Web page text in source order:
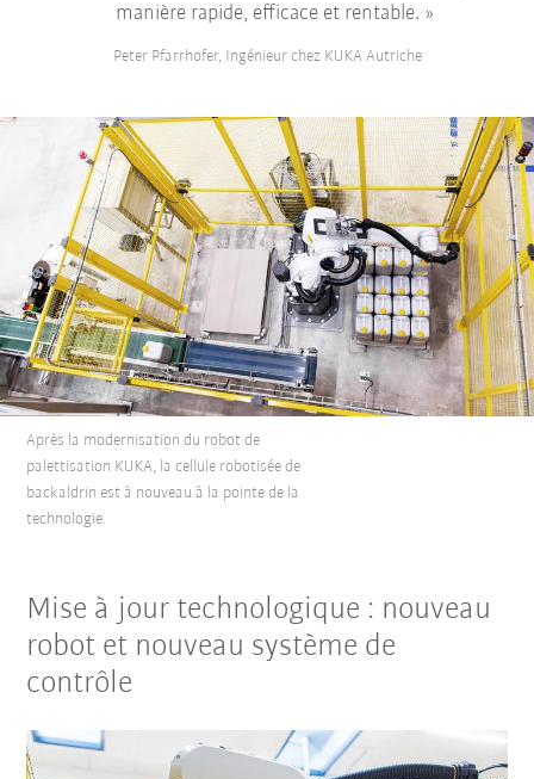
manière rapide, efficace et rentable.
Peter Pfarrhofer, Ingénieur chez KUKA Autriche
Après la modernisation du robot de
palettisation KUKA, la cellule robotisée de
backaldrin est à nouveau à la pointe de la
technologie.
Mise à jour technologique : nouveau
robot et nouveau système de
contrôle